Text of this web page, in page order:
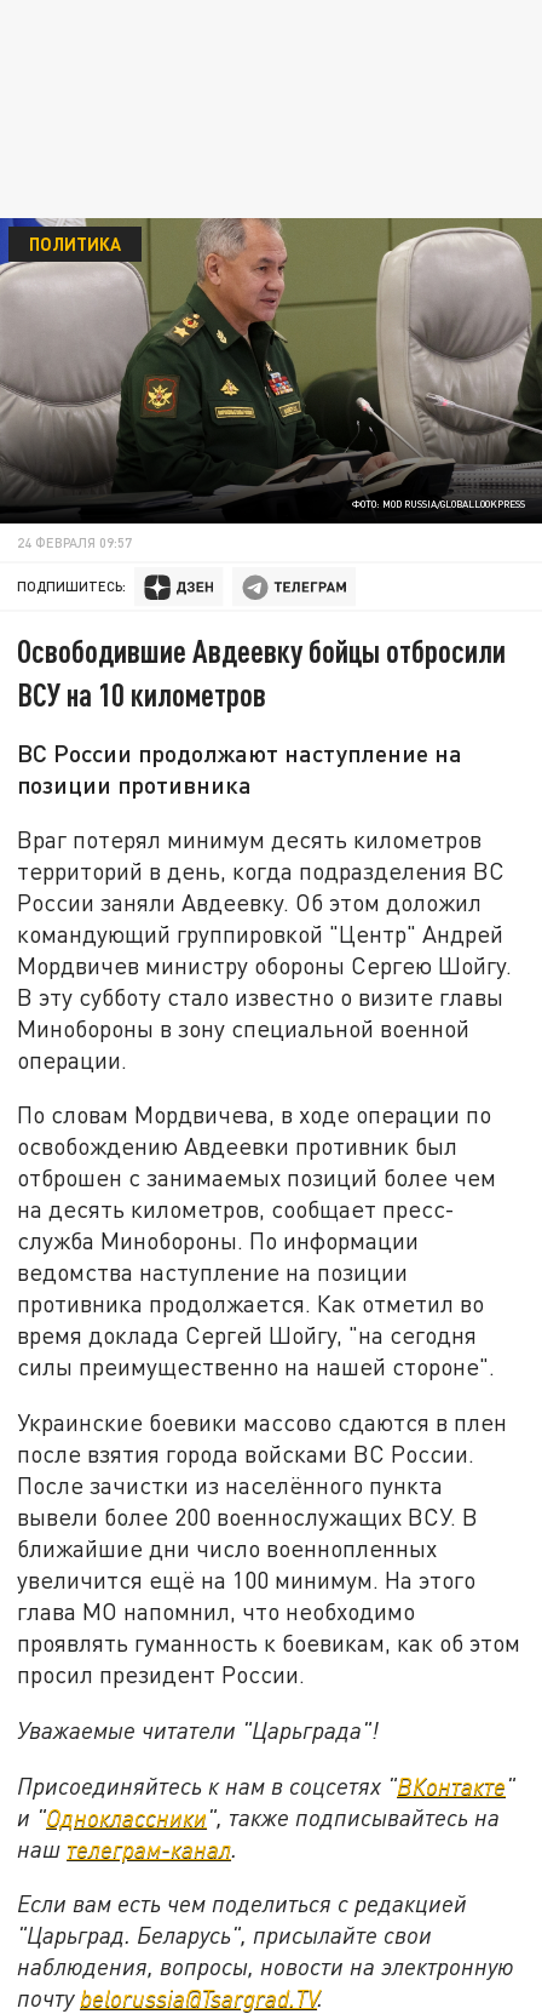
ФОТО: MOD RUSSIA/GLOBALLOOKPRESS
ПОЛИТИКА
24 ФЕВРАЛЯ 09:57
ПОДПИШИТЕСЬ:
Освободившие Авдеевку бойцы отбросили
ВСУ на 10 километров
ВС России продолжают наступление на
позиции противника
Враг потерял минимум десять километров
территорий в день, когда подразделения ВС
России заняли Авдеевку. Об этом доложил
командующий группировкой "Центр" Андрей
Мордвичев министру обороны Сергею Шойгу.
В эту субботу стало известно о визите главы
Минобороны в зону специальной военной
операции.
По словам Мордвичева, в ходе операции по
освобождению Авдеевки противник был
отброшен с занимаемых позиций более чем
на десять километров, сообщает пресс-
служба Минобороны. По информации
ведомства наступление на позиции
противника продолжается. Как отметил во
время доклада Сергей Шойгу, "на сегодня
силы преимущественно на нашей стороне".
Украинские боевики массово сдаются в плен
после взятия города войсками ВС России.
После зачистки из населённого пункта
вывели более 200 военнослужащих ВСУ. В
ближайшие дни число военнопленных
увеличится ещё на 100 минимум. На этого
глава МО напомнил, что необходимо
проявлять гуманность к боевикам, как об этом
просил президент России.
Уважаемые читатели "Царьграда"!
Присоединяйтесь к нам в соцсетях "ВКонтакте"
и "Одноклассники", также подписывайтесь на
наш телеграм-канал
Если вам есть чем поделиться с редакцией
"Царьград. Беларусь", присылайте свои
наблюдения, вопросы, новости на электронную
почту belorussia@Tsargrad.TV.